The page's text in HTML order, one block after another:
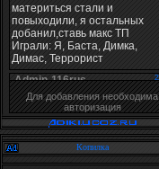
Для добавления необходима
авторизация
Копилка